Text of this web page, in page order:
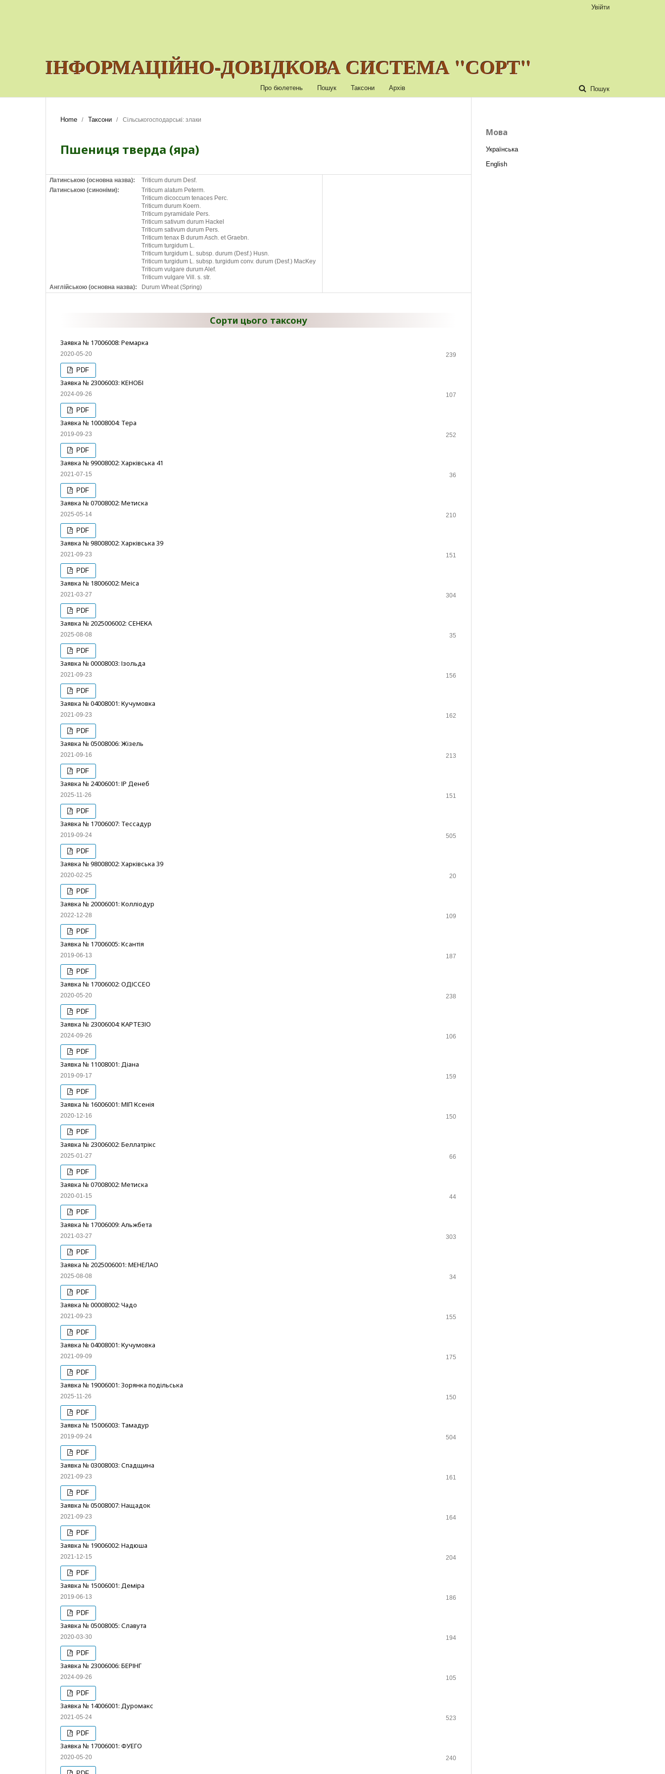
ІНФОРМАЦІЙНО-ДОВІДКОВА СИСТЕМА "СОРТ"
Про бюлетень Пошук Таксони Архів Пошук
Увійти
Home / Таксони / Сільськогосподарські: злаки
Пшениця тверда (яра)
Латинською (основна назва):
Triticum durum Desf.
Латинською (синоніми):
Triticum alatum Peterm.
Triticum dicoccum tenaces Perc.
Triticum durum Koern.
Triticum pyramidale Pers.
Triticum sativum durum Hackel
Triticum sativum durum Pers.
Triticum tenax B durum Asch. et Graebn.
Triticum turgidum L.
Triticum turgidum L. subsp. durum (Desf.) Husn.
Triticum turgidum L. subsp. turgidum conv. durum (Desf.) MacKey
Triticum vulgare durum Alef.
Triticum vulgare Vill. s. str.
Англійською (основна назва):
Durum Wheat (Spring)
Сорти цього таксону
Заявка № 17006008: Ремарка
239
2020-05-20
PDF
Заявка № 23006003: КЕНОБІ
107
2024-09-26
PDF
Заявка № 10008004: Тера
252
2019-09-23
PDF
Заявка № 99008002: Харківська 41
36
2021-07-15
PDF
Заявка № 07008002: Метиска
210
2025-05-14
PDF
Заявка № 98008002: Харківська 39
151
2021-09-23
PDF
Заявка № 18006002: Меіса
304
2021-03-27
PDF
Заявка № 2025006002: СЕНЕКА
35
2025-08-08
PDF
Заявка № 00008003: Ізольда
156
2021-09-23
PDF
Заявка № 04008001: Кучумовка
162
2021-09-23
PDF
Заявка № 05008006: Жізель
213
2021-09-16
PDF
Заявка № 24006001: ІР Денеб
151
2025-11-26
PDF
Заявка № 17006007: Тессадур
505
2019-09-24
PDF
Заявка № 98008002: Харківська 39
20
2020-02-25
PDF
Заявка № 20006001: Колліодур
109
2022-12-28
PDF
Заявка № 17006005: Ксантія
187
2019-06-13
PDF
Заявка № 17006002: ОДІССЕО
238
2020-05-20
PDF
Заявка № 23006004: КАРТЕЗІО
106
2024-09-26
PDF
Заявка № 11008001: Діана
159
2019-09-17
PDF
Заявка № 16006001: МІП Ксенія
150
2020-12-16
PDF
Заявка № 23006002: Беллатрікс
66
2025-01-27
PDF
Заявка № 07008002: Метиска
44
2020-01-15
PDF
Заявка № 17006009: Альжбета
303
2021-03-27
PDF
Заявка № 2025006001: МЕНЕЛАО
34
2025-08-08
PDF
Заявка № 00008002: Чадо
155
2021-09-23
PDF
Заявка № 04008001: Кучумовка
175
2021-09-09
PDF
Заявка № 19006001: Зорянка подільська
150
2025-11-26
PDF
Заявка № 15006003: Тамадур
504
2019-09-24
PDF
Заявка № 03008003: Спадщина
161
2021-09-23
PDF
Заявка № 05008007: Нащадок
164
2021-09-23
PDF
Заявка № 19006002: Надюша
204
2021-12-15
PDF
Заявка № 15006001: Деміра
186
2019-06-13
PDF
Заявка № 05008005: Славута
194
2020-03-30
PDF
Заявка № 23006006: БЕРІНГ
105
2024-09-26
PDF
Заявка № 14006001: Дуромакс
523
2021-05-24
PDF
Заявка № 17006001: ФУЕГО
240
2020-05-20
Мова
Українська
English